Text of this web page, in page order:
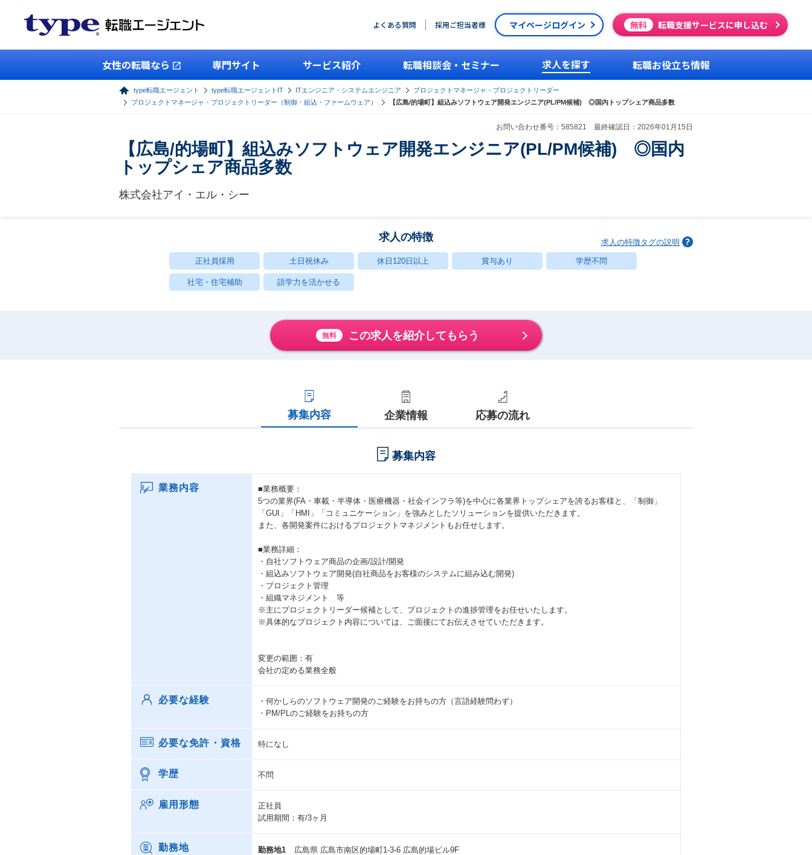
よくある質問 採用ご担当者様 マイページログイン 無料 転職支援サービスに申し込む
女性の転職なら 専門サイト サービス紹介 転職相談会・セミナー 求人を探す 転職お役立ち情報
type転職エージェント type転職エージェントIT ITエンジニア・システムエンジニア
プロジェクトマネージャ・プロジェクトリーダー
プロジェクトマネージャ・プロジェクトリーダー（制御・組込・ファームウェア）
【広島/的場町】組込みソフトウェア開発エンジニア(PL/PM候補) ◎国内トップシェア商品多数
お問い合わせ番号：585821 最終確認日：2026年01月15日
【広島/的場町】組込みソフトウェア開発エンジニア(PL/PM候補) ◎国内
トップシェア商品多数
株式会社アイ・エル・シー
求人の特徴 求人の特徴タグの説明
正社員採用 土日祝休み 休日120日以上 賞与あり 学歴不問
社宅・住宅補助 語学力を活かせる
無料 この求人を紹介してもらう
募集内容 企業情報 応募の流れ
募集内容
業務内容
■業務概要：
5つの業界(FA・車載・半導体・医療機器・社会インフラ等)を中心に各業界トップシェアを誇るお客様と、「制御」
「GUI」「HMI」「コミュニケーション」を強みとしたソリューションを提供いただきます。
また、各開発案件におけるプロジェクトマネジメントもお任せします。
■業務詳細：
・自社ソフトウェア商品の企画/設計/開発
・組込みソフトウェア開発(自社商品をお客様のシステムに組み込む開発)
・プロジェクト管理
・組織マネジメント 等
※主にプロジェクトリーダー候補として、プロジェクトの進捗管理をお任せいたします。
※具体的なプロジェクト内容については、ご面接にてお伝えさせていただきます。
変更の範囲：有
会社の定める業務全般
必要な経験
・何かしらのソフトウェア開発のご経験をお持ちの方（言語経験問わず）
・PM/PLのご経験をお持ちの方
必要な免許・資格 特になし
学歴 不問
雇用形態
正社員
試用期間：有/3ヶ月
勤務地 勤務地1
広島県 広島市南区的場町1-3-6 広島的場ビル9F